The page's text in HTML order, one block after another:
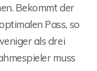
Bekommt der
Pass, so
als drei
muss